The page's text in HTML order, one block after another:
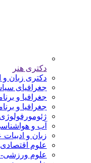
دکتری هنر
دکتری زبان و
جغرافیای
جغرافیا و
جغرافیا و
ژئومورفولوژی
آب و
زبان و
علوم اقتصادی
علوم